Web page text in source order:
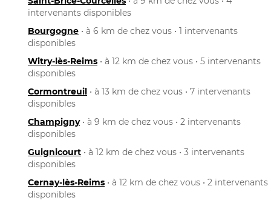
intervenants disponibles
Bourgogne • à 6 km de chez vous • 1 intervenants
disponibles
Witry-lès-Reims • à 12 km de chez vous • 5 intervenants
disponibles
Cormontreuil • à 13 km de chez vous • 7 intervenants
disponibles
Champigny• à 9 km de chez vous • 2 intervenants
disponibles
Guignicourt • à 12 km de chez vous • 3 intervenants
disponibles
Cernay-lès-Reims • à 12 km de chez vous • 2 intervenants
disponibles